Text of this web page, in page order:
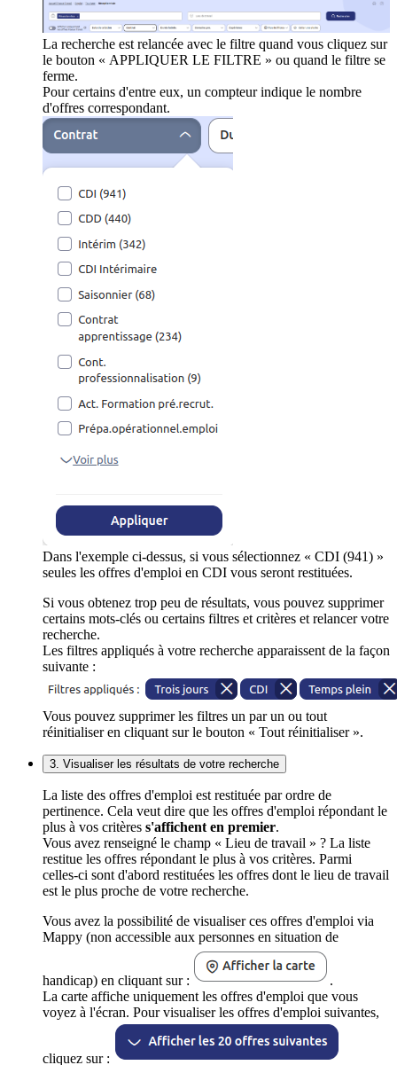
La recherche est relancée avec le filtre quand vous cliquez sur
le bouton « APPLIQUER LE FILTRE » ou quand le filtre se
ferme.
Pour certains d'entre eux, un compteur indique le nombre
d'offres correspondant.
Dans l'exemple ci-dessus, si vous sélectionnez « CDI (941) »
seules les offres d'emploi en CDI vous seront restituées.
Si vous obtenez trop peu de résultats, vous pouvez supprimer
certains mots-clés ou certains filtres et critères et relancer votre
recherche.
Les filtres appliqués à votre recherche apparaissent de la façon
suivante :
Vous pouvez supprimer les filtres un par un ou tout
réinitialiser en cliquant sur le bouton « Tout réinitialiser ».
3. Visualiser les résultats de votre recherche
La liste des offres d'emploi est restituée par ordre de
pertinence. Cela veut dire que les offres d'emploi répondant le
plus à vos critères s'affichent en premier.
Vous avez renseigné le champ « Lieu de travail » ? La liste
restitue les offres répondant le plus à vos critères. Parmi
celles-ci sont d'abord restituées les offres dont le lieu de travail
est le plus proche de votre recherche.
Vous avez la possibilité de visualiser ces offres d'emploi via
Mappy (non accessible aux personnes en situation de
handicap) en cliquant sur :
.
La carte affiche uniquement les offres d'emploi que vous
voyez à l'écran. Pour visualiser les offres d'emploi suivantes,
cliquez sur :